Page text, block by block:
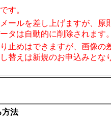
す。
ールを差し上げますが、原
タは自動的に削除されます
止めはできますが、画像の
替えは新規のお申込みとな
方法